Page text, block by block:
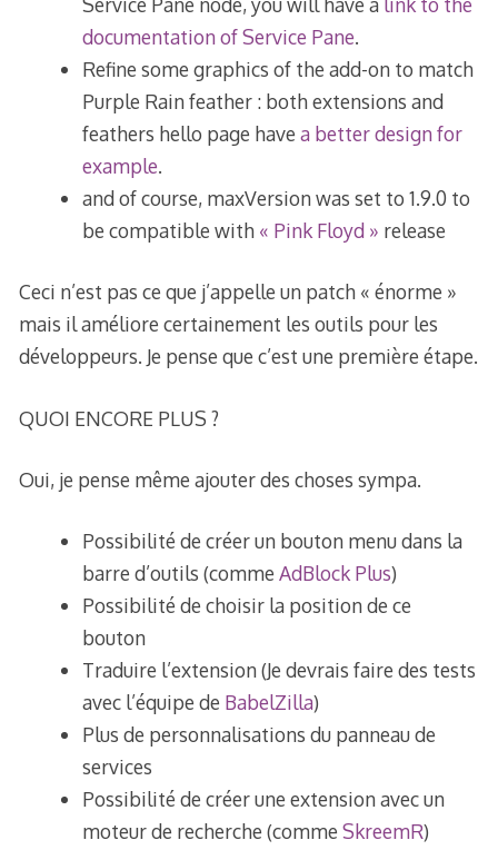
documentation of Service Pane.
Refine some graphics of the add-on to match
Purple Rain feather : both extensions and
feathers hello page havea better design for
example.
and of course, maxVersion was set to 1.9.0 to
be compatible with « Pink Floyd » release
Ceci n’est pas ce que j’appelle un patch « énorme »
mais il améliore certainement les outils pour les
développeurs. Je pense que c’est une première étape.
QUOI ENCORE PLUS ?
Oui, je pense même ajouter des choses sympa.
Possibilité de créer un bouton menu dans la
barre d’outils (commeAdBlock Plus)
Possibilité de choisir la position de ce
bouton
Traduire l’extension (Je devrais faire des tests
avec l’équipe de BabelZilla)
Plus de personnalisations du panneau de
services
Possibilité de créer une extension avec un
moteur de recherche (commeSkreemR)